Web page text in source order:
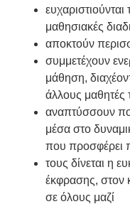
μαθησιακές
αποκτούν
συμμετέχουν
μάθηση,
άλλους μαθητές
αναπτύσσουν
μέσα στο
που προσφέρει
τους δίνεται η
έκφρασης, στον
σε όλους μαζί